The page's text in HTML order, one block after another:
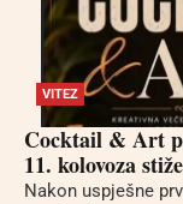
VITEZ
Cocktail & Art
11. kolovoza
Nakon uspješne